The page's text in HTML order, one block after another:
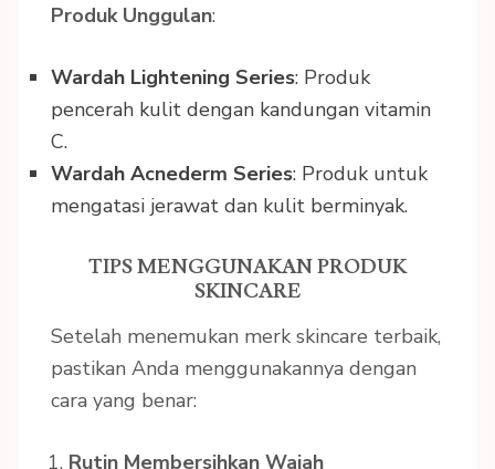
Produk Unggulan:
Wardah Lightening Series: Produk
pencerah kulit dengan kandungan vitamin
C.
Wardah Acnederm Series: Produk untuk
mengatasi jerawat dan kulit berminyak.
TIPS MENGGUNAKAN PRODUK
SKINCARE
Setelah menemukan merk skincare terbaik,
pastikan Anda menggunakannya dengan
cara yang benar:
Rutin Membersihkan Wajah